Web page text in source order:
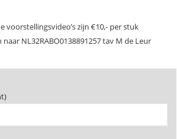
voorstellingsvideo’s zijn €10,- per stuk
NL32RABO0138891257 tav M de Leur